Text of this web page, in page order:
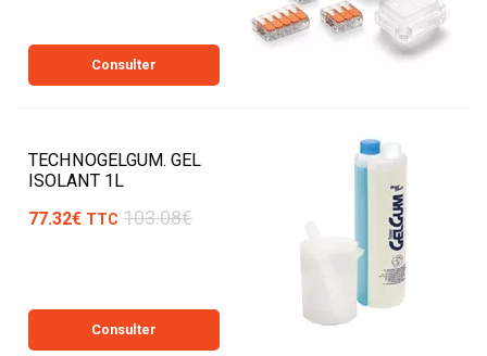
Consulter
TECHNOGELGUM. GEL
ISOLANT 1L
77.32€ TTC 103.08€
Consulter